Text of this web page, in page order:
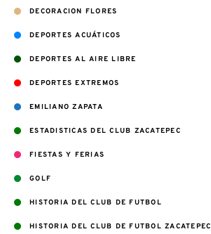
DECORACION FLORES
DEPORTES ACUÁTICOS
DEPORTES AL AIRE LIBRE
DEPORTES EXTREMOS
EMILIANO ZAPATA
ESTADISTICAS DEL CLUB ZACATEPEC
FIESTAS Y FERIAS
GOLF
HISTORIA DEL CLUB DE FUTBOL
HISTORIA DEL CLUB DE FUTBOL ZACATEPEC